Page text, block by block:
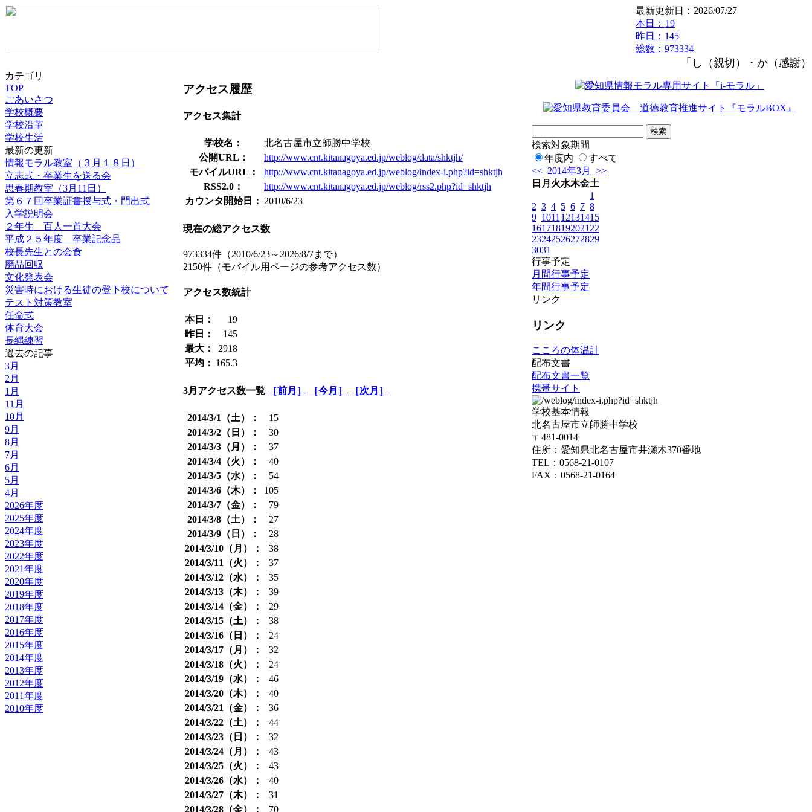
最新更新日：2026/07/27
本日： 19
昨日：145
総数：973334
「し（親切）・か（感謝
カテゴリ
TOP
ごあいさつ
学校概要
学校沿革
学校生活
最新の更新
情報モラル教室（３月１８日）
立志式・卒業生を送る会
思春期教室（3月11日）
第６７回卒業証書授与式・門出式
入学説明会
２年生 百人一首大会
平成２５年度 卒業記念品
校長先生との会食
廃品回収
文化発表会
災害時における生徒の登下校について
テスト対策教室
任命式
体育大会
長縄練習
過去の記事
3月
2月
1月
11月
10月
9月
8月
7月
6月
5月
4月
2026年度
2025年度
2024年度
2023年度
2022年度
2021年度
2020年度
2019年度
2018年度
2017年度
2016年度
2015年度
2014年度
2013年度
2012年度
2011年度
2010年度
アクセス履歴
アクセス集計
学校名：
北名古屋市立師勝中学校
公開URL：
http://www.cnt.kitanagoya.ed.jp/weblog/data/shktjh/
モバイルURL：
http://www.cnt.kitanagoya.ed.jp/weblog/index-i.php?id=shktjh
RSS2.0：
http://www.cnt.kitanagoya.ed.jp/weblog/rss2.php?id=shktjh
カウンタ開始日： 2010/6/23
現在の総アクセス数
973334件（2010/6/23～2026/8/7まで）
2150件（モバイル用ページの参考アクセス数）
アクセス数統計
本日：
19
昨日：
145
最大：
2918
平均： 165.3
3月アクセス数一覧 ［前月］ ［今月］ ［次月］
2014/3/1（土）：
15
2014/3/2（日）：
30
2014/3/3（月）：
37
2014/3/4（火）：
40
2014/3/5（水）：
54
2014/3/6（木）：
105
2014/3/7（金）：
79
2014/3/8（土）：
27
2014/3/9（日）：
28
2014/3/10（月）：
38
2014/3/11（火）：
37
2014/3/12（水）：
35
2014/3/13（木）：
39
2014/3/14（金）：
29
2014/3/15（土）：
38
2014/3/16（日）：
24
2014/3/17（月）：
32
2014/3/18（火）：
24
2014/3/19（水）：
46
2014/3/20（木）：
40
2014/3/21（金）：
36
2014/3/22（土）：
44
2014/3/23（日）：
32
2014/3/24（月）：
43
2014/3/25（火）：
43
2014/3/26（水）：
40
2014/3/27（木）：
31
2014/3/28（金）：
70
検索対象期間
年度内
すべて
<< 2014年3月
>>
日 月 火水木金土
1
2 3 4 5 6 7 8
9 1011 12131415
161718192021 22
23242526272829
3031
行事予定
月間行事予定
年間行事予定
リンク
リンク
こころの体温計
配布文書
配布文書一覧
携帯サイト
学校基本情報
北名古屋市立師勝中学校
〒481-0014
住所：愛知県北名古屋市井瀬木370番地
TEL：0568-21-0107
FAX：0568-21-0164